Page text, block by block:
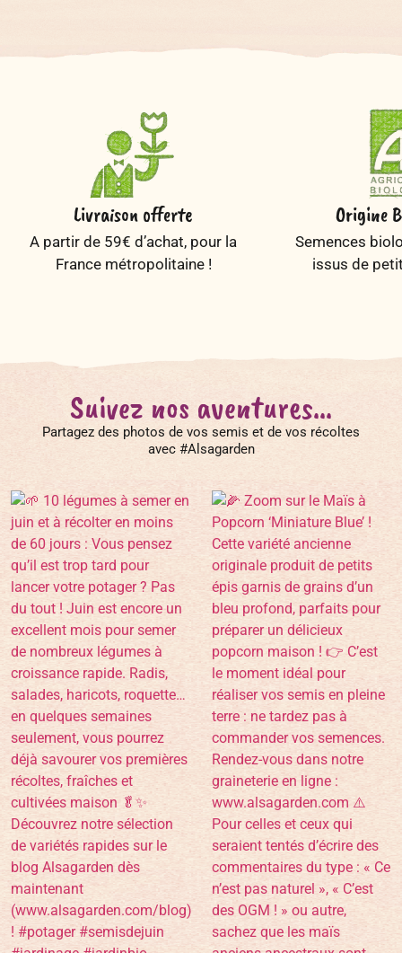
Livraison offerte
A partir de 59€ d’achat, pour la
France métropolitaine !
Origine
Semences
issus de
Suivez nos aventures...
Partagez des photos de vos semis et de vos récoltes
avec #Alsagarden